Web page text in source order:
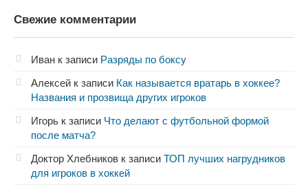
Свежие комментарии
Иван к записи Разряды по боксу
Алексей к записи Как называется вратарь в хоккее?
Названия и прозвища других игроков
Игорь к записи Что делают с футбольной формой
после матча?
Доктор Хлебников к записи ТОП лучших нагрудников
для игроков в хоккей